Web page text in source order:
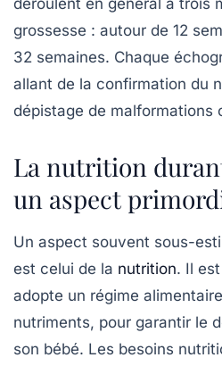
déroulent en général à trois
grossesse : autour de 12
32 semaines. Chaque
allant de la confirmation du
dépistage de malformations
La nutrition
un aspect
Un aspect souvent sous-
est celui de la nutrition. Il
adopte un régime
nutriments, pour garantir le
son bébé. Les besoins